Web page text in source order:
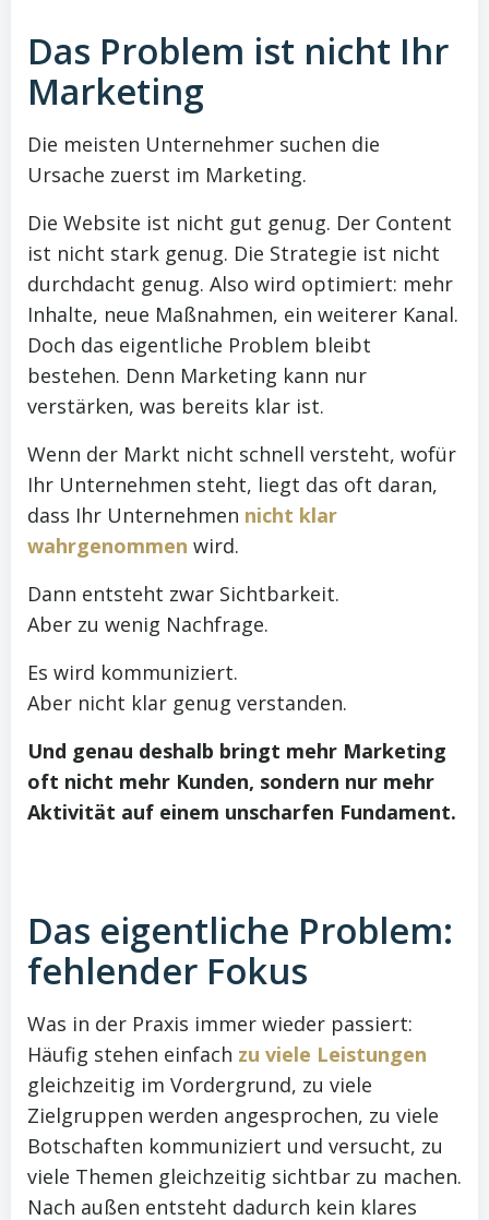
Das Problem ist nicht Ihr
Marketing
Die meisten Unternehmer suchen die
Ursache zuerst im Marketing.
Die Website ist nicht gut genug. Der Content
ist nicht stark genug. Die Strategie ist nicht
durchdacht genug. Also wird optimiert: mehr
Inhalte, neue Maßnahmen, ein weiterer Kanal.
Doch das eigentliche Problem bleibt
bestehen. Denn Marketing kann nur
verstärken, was bereits klar ist.
Wenn der Markt nicht schnell versteht, wofür
Ihr Unternehmen steht, liegt das oft daran,
dass Ihr Unternehmen nicht klar
wahrgenommen wird.
Dann entsteht zwar Sichtbarkeit.
Aber zu wenig Nachfrage.
Es wird kommuniziert.
Aber nicht klar genug verstanden.
Und genau deshalb bringt mehr Marketing
oft nicht mehr Kunden, sondern nur mehr
Aktivität auf einem unscharfen Fundament.
Das eigentliche Problem:
fehlender Fokus
Was in der Praxis immer wieder passiert:
Häufig stehen einfach zu viele Leistungen
gleichzeitig im Vordergrund, zu viele
Zielgruppen werden angesprochen, zu viele
Botschaften kommuniziert und versucht, zu
viele Themen gleichzeitig sichtbar zu machen.
Nach außen entsteht dadurch kein klares